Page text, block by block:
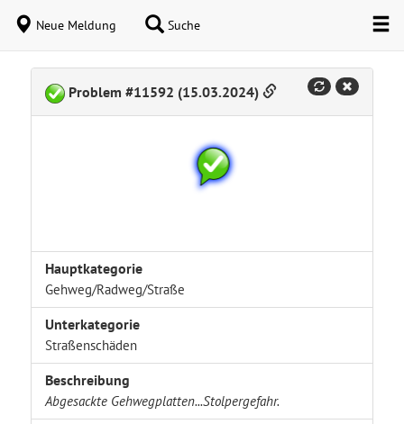
Neue Meldung Suche
Problem #11592 (15.03.2024)
Hauptkategorie
Gehweg/Radweg/Straße
Unterkategorie
Straßenschäden
Beschreibung
Abgesackte Gehwegplatten...Stolpergefahr.